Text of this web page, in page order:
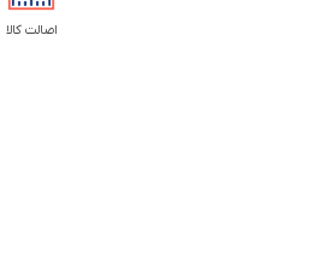
اصالت کالا